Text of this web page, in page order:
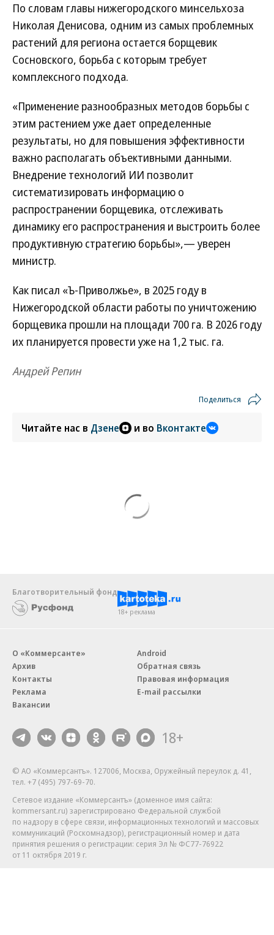
По словам главы нижегородского минсельхоза
Николая Денисова, одним из самых проблемных
растений для региона остается борщевик
Сосновского, борьба с которым требует
комплексного подхода.
«Применение разнообразных методов борьбы с
этим растением уже дает определенные
результаты, но для повышения эффективности
важно располагать объективными данными.
Внедрение технологий ИИ позволит
систематизировать информацию о
распространении борщевика, отслеживать
динамику его распространения и выстроить более
продуктивную стратегию борьбы»,— уверен
министр.
Как писал «Ъ-Приволжье», в 2025 году в
Нижегородской области работы по уничтожению
борщевика прошли на площади 700 га. В 2026 году
их планируется провести уже на 1,2 тыс. га.
Андрей Репин
Поделиться
Читайте нас в Дзене и во Вконтакте
Благотворительный фонд
18+ реклама
О «Коммерсанте»
Архив
Контакты
Реклама
Вакансии
Android
Обратная связь
Правовая информация
E-mail рассылки
18+
© АО «Коммерсантъ». 127006, Москва, Оружейный переулок д. 41,
тел. +7 (495) 797-69-70.
Сетевое издание «Коммерсантъ» (доменное имя сайта:
kommersant.ru) зарегистрировано Федеральной службой
по надзору в сфере связи, информационных технологий и массовых
коммуникаций (Роскомнадзор), регистрационный номер и дата
принятия решения о регистрации: серия Эл № ФС77-76922
от 11 октября 2019 г.